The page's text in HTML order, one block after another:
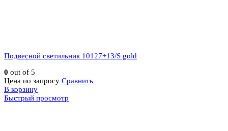
Подвесной светильник 10127+13/S gold
0 out of 5
Цена по запросу Сравнить
В корзину
Быстрый просмотр